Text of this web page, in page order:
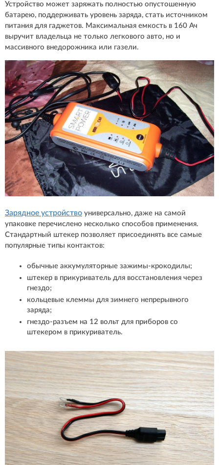
Устройство может заряжать полностью опустошенную
батарею, поддерживать уровень заряда, стать источником
питания для гаджетов. Максимальная емкость в 160 Ач
выручит владельца не только легкового авто, но и
массивного внедорожника или газели.
Зарядное устройство универсально, даже на самой
упаковке перечислено несколько способов применения.
Стандартный штекер позволяет присоединять все самые
популярные типы контактов:
обычные аккумуляторные зажимы-крокодилы;
штекер в прикуриватель для восстановления через
гнездо;
кольцевые клеммы для зимнего непрерывного
заряда;
гнездо-разъем на 12 вольт для приборов со
штекером в прикуриватель.